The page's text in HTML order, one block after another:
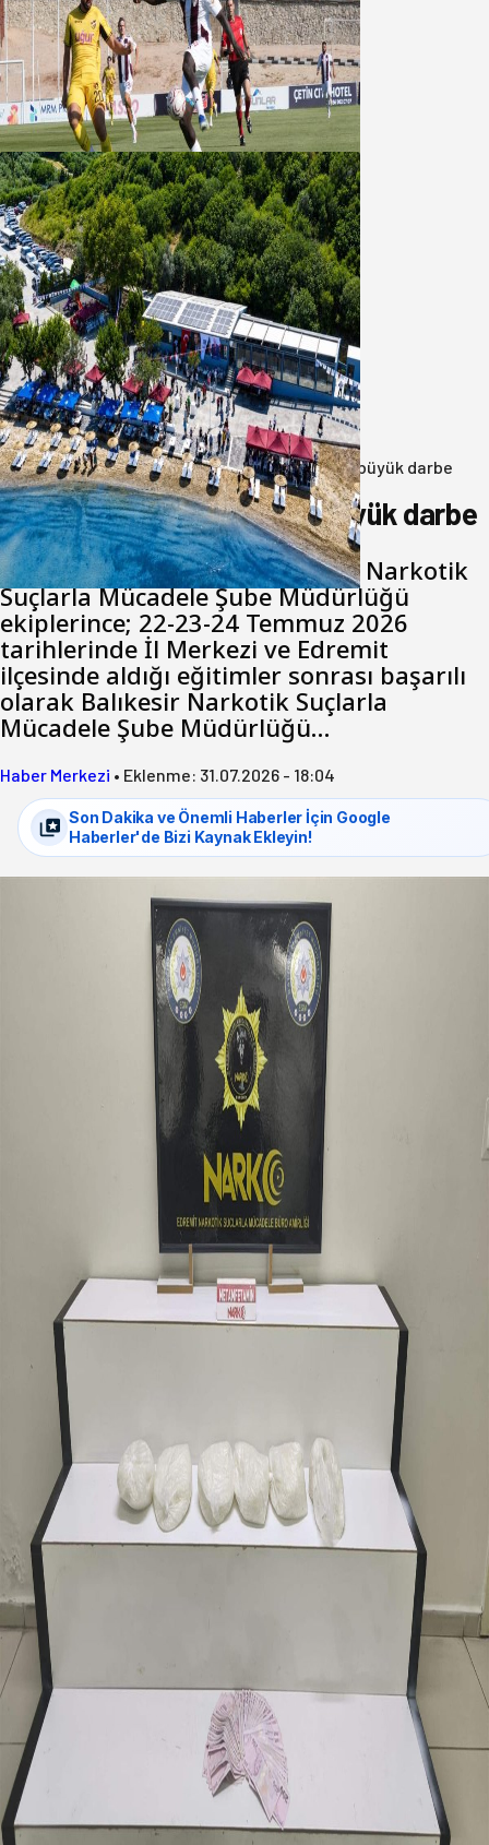
Bandırmaspor’dan 3 gollü başlangıç
08 Ağustos 2026
Bandırma Belediyesinden
Şirinçavuş’a hayat veren tesis
08 Ağustos 2026
Anasayfa/3.Sayfa/Balıkesir’de uyuşturucuya büyük darbe
Balıkesir’de uyuşturucuya büyük darbe
Balıkesir İl Emniyet Müdürlüğü Narkotik
Suçlarla Mücadele Şube Müdürlüğü
ekiplerince; 22-23-24 Temmuz 2026
tarihlerinde İl Merkezi ve Edremit
ilçesinde aldığı eğitimler sonrası başarılı
olarak Balıkesir Narkotik Suçlarla
Mücadele Şube Müdürlüğü…
Haber Merkezi • Eklenme: 31.07.2026 - 18:04
Son Dakika ve Önemli Haberler İçin Google
Haberler'de Bizi Kaynak Ekleyin!